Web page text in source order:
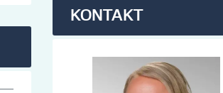
KONTAKT